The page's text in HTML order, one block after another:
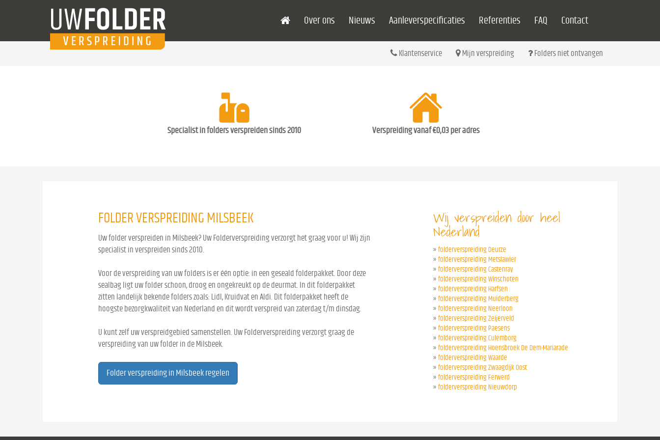
Over ons Nieuws Aanleverspecificaties Referenties FAQ Contact
Klantenservice Mijn verspreiding Folders niet ontvangen
Specialist in folders verspreiden sinds 2010 Verspreiding vanaf €0,03 per adres
FOLDER VERSPREIDING MILSBEEK
Uw folder verspreiden in Milsbeek? Uw Folderverspreiding verzorgt het graag voor u! Wij zijn
specialist in verspreiden sinds 2010.
Voor de verspreiding van uw folders is er één optie: in een geseald folderpakket. Door deze
sealbag ligt uw folder schoon, droog en ongekreukt op de deurmat. In dit folderpakket
zitten landelijk bekende folders zoals: Lidl, Kruidvat en Aldi. Dit folderpakket heeft de
hoogste bezorgkwaliteit van Nederland en dit wordt verspreid van zaterdag t/m dinsdag.
U kunt zelf uw verspreidgebied samenstellen. Uw Folderverspreiding verzorgt graag de
verspreiding van uw folder in de Milsbeek.
Folder verspreiding in Milsbeek regelen
Wij verspreiden door heel
Nederland
» folderverspreiding Deurze
» folderverspreiding Metslawier
» folderverspreiding Castenray
» folderverspreiding Winschoten
» folderverspreiding Harfsen
» folderverspreiding Muiderberg
» folderverspreiding Neerloon
» folderverspreiding Zeijerveld
» folderverspreiding Paesens
» folderverspreiding Culemborg
» folderverspreiding Hoensbroek De Dem-Mariarade
» folderverspreiding Waarde
» folderverspreiding Zwaagdijk Oost
» folderverspreiding Ferwerd
» folderverspreiding Nieuwdorp